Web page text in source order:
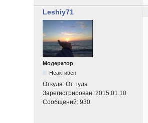
Leshiy71
Модератор
Неактивен
Откуда:От туда
Зарегистрирован:2015.01.10
Сообщений:930